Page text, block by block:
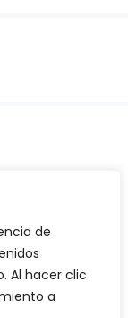
de
Al hacer clic
a